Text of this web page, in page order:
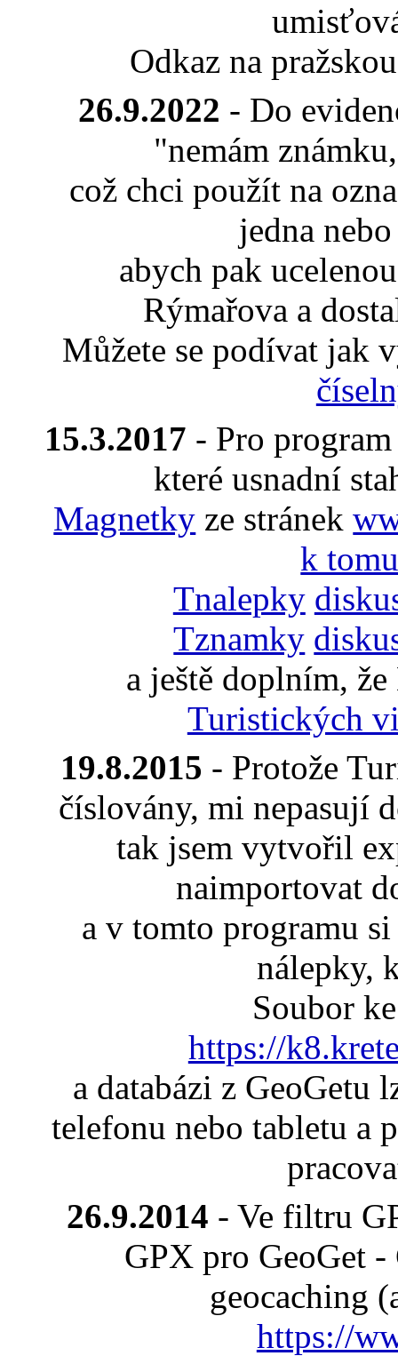
Odkaz na
26.9.2022 - Do
"nemám
což chci použít na
jedna
abych pak
Rýmařova a
Můžete se podívat jak
15.3.2017 - Pro
které usnadní
Magnetky ze stránek
k
Tnalepky
Tznamky
a ještě doplním,
Turistických
19.8.2015 - Protože
číslovány, mi nepasují
tak jsem vytvořil
naimportovat
a v tomto programu si
nálepky,
Soubor
https://
a databázi z GeoGetu
telefonu nebo tabletu a
26.9.2014 - Ve filtru
GPX pro GeoGet
geocaching
https://